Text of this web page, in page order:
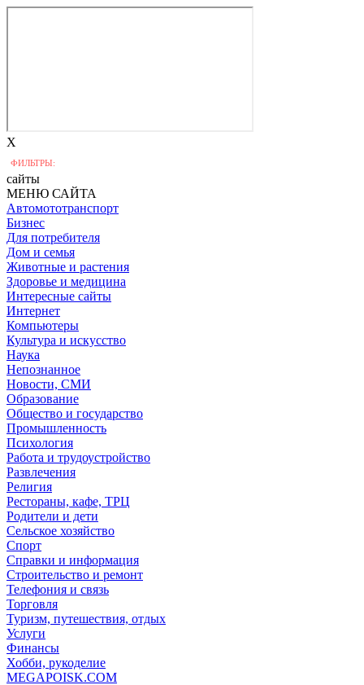
X
ФИЛЬТРЫ:
сайты
МЕНЮ САЙТА
Автомототранспорт
Бизнес
Для потребителя
Дом и семья
Животные и растения
Здоровье и медицина
Интересные сайты
Интернет
Компьютеры
Культура и искусство
Наука
Непознанное
Новости, СМИ
Образование
Общество и государство
Промышленность
Психология
Работа и трудоустройство
Развлечения
Религия
Рестораны, кафе, ТРЦ
Родители и дети
Сельское хозяйство
Спорт
Справки и информация
Строительство и ремонт
Телефония и связь
Торговля
Туризм, путешествия, отдых
Услуги
Финансы
Хобби, рукоделие
MEGAPOISK.COM